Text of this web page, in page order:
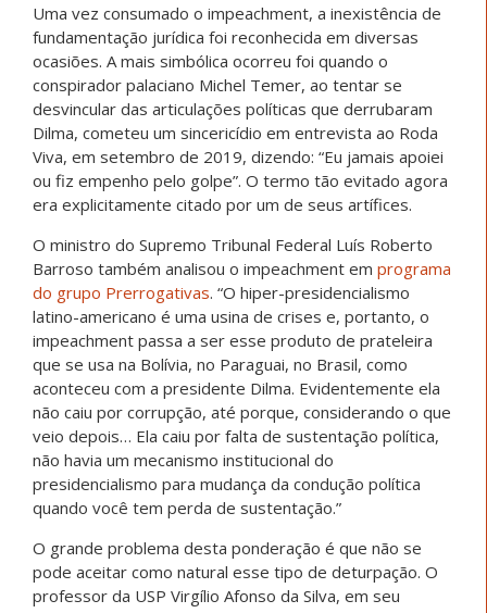
Uma vez consumado o impeachment, a inexistência de
fundamentação jurídica foi reconhecida em diversas
ocasiões. A mais simbólica ocorreu foi quando o
conspirador palaciano Michel Temer, ao tentar se
desvincular das articulações políticas que derrubaram
Dilma, cometeu um sincericídio em entrevista ao Roda
Viva, em setembro de 2019, dizendo: “Eu jamais apoiei
ou fiz empenho pelo golpe”. O termo tão evitado agora
era explicitamente citado por um de seus artífices.
O ministro do Supremo Tribunal Federal Luís Roberto
Barroso também analisou o impeachment em programa
do grupo Prerrogativas. “O hiper-presidencialismo
latino-americano é uma usina de crises e, portanto, o
impeachment passa a ser esse produto de prateleira
que se usa na Bolívia, no Paraguai, no Brasil, como
aconteceu com a presidente Dilma. Evidentemente ela
não caiu por corrupção, até porque, considerando o que
veio depois… Ela caiu por falta de sustentação política,
não havia um mecanismo institucional do
presidencialismo para mudança da condução política
quando você tem perda de sustentação.”
O grande problema desta ponderação é que não se
pode aceitar como natural esse tipo de deturpação. O
professor da USP Virgílio Afonso da Silva, em seu